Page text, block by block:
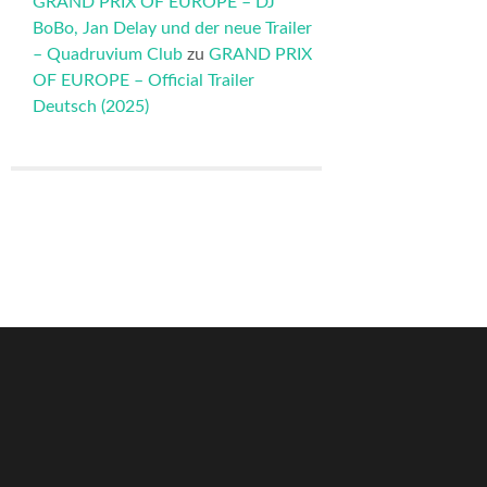
BoBo, Jan Delay und der neue Trailer
– Quadruvium Club zu GRAND PRIX
OF EUROPE – Official Trailer
Deutsch (2025)